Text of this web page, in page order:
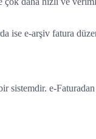
ise e-arşiv fatura
sistemdir. e-